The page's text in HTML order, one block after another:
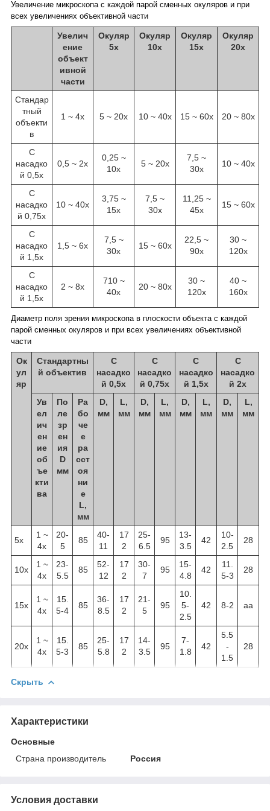
Увеличение микроскопа с каждой парой сменных окуляров и при
всех увеличениях объективной части
Увелич
ение
объект
ивной
части
Окуляр
5х
Окуляр
10х
Окуляр
15х
Окуляр
20х
Стандар
тный
объекти
в
1 ~ 4х 5 ~ 20х 10 ~ 40х 15 ~ 60х 20 ~ 80х
С
насадко
й 0,5х
0,5 ~ 2х
0,25 ~
10х
5 ~ 20х
7,5 ~
30х
10 ~ 40х
С
насадко
й 0,75х
10 ~ 40х
3,75 ~
15х
7,5 ~
30х
11,25 ~
45х
15 ~ 60х
С
насадко
й 1,5х
1,5 ~ 6х
7,5 ~
30х
15 ~ 60х
22,5 ~
90х
30 ~
120х
С
насадко
й 1,5х
2 ~ 8х
710 ~
40х
20 ~ 80х
30 ~
120х
40 ~
160х
Диаметр поля зрения микроскопа в плоскости объекта с каждой
парой сменных окуляров и при всех увеличениях объективной
части
Ок
ул
яр
Стандартны
й объектив
С
насадко
й 0,5х
С
насадко
й 0,75х
С
насадко
й 1,5х
С
насадко
й 2х
Ув
ел
ич
ен
ие
об
ъе
кти
ва
По
ле
зр
ен
ия
D
мм
Ра
бо
че
е
ра
сст
оя
ни
е
L,
мм
D,
мм
L,
мм
D,
мм
L,
мм
D,
мм
L,
мм
D,
мм
L,
мм
5х
1 ~
4х
20-
5
85
40-
11
17
2
25-
6.5
95
13-
3.5
42
10-
2.5
28
10x
1 ~
4х
23-
5.5
85
52-
12
17
2
30-
7
95
15-
4.8
42
11.
5-3
28
15x
1 ~
4х
15.
5-4
85
36-
8.5
17
2
21-
5
95
10.
5-
2.5
42 8-2 aa
20x
1 ~
4х
15.
5-3
85
25-
5.8
17
2
14-
3.5
95
7-
1.8
42
5.5
-
1.5
28
Скрыть
Характеристики
Основные
Страна производитель
Россия
Условия доставки